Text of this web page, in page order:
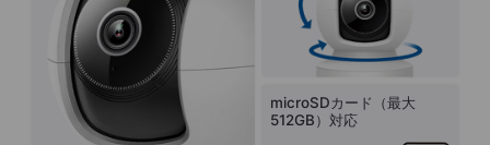
microSDカード（最大
512GB）対応